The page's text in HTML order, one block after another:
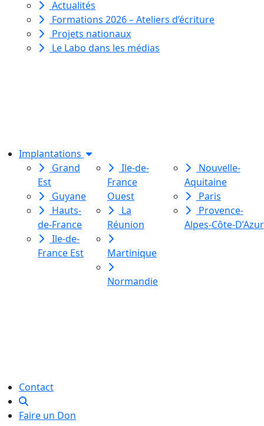
Actualités
Formations 2026 – Ateliers d’écriture
Projets nationaux
Le Labo dans les médias
Implantations
Grand
Est
Guyane
Hauts-
de-France
Ile-de-
France Est
Ile-de-
France
Ouest
La
Réunion
Martinique
Normandie
Nouvelle-
Aquitaine
Paris
Provence-
Alpes-Côte-D’Azur
Contact
Faire un Don